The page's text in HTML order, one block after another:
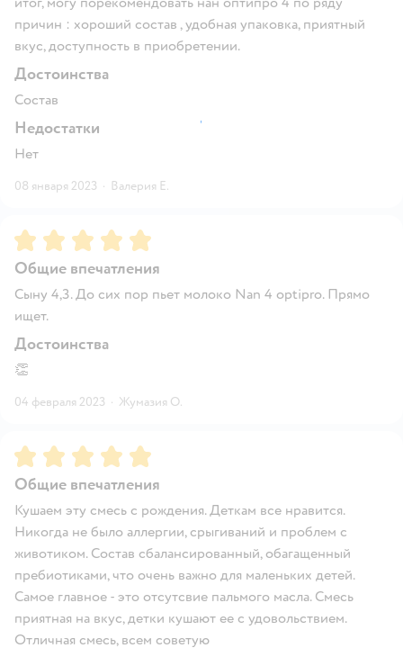
причин : хороший состав , удобная упаковка, приятный
вкус, доступность в приобретении.
Достоинства
Состав
Недостатки
Нет
08 января 2023 · Валерия Е.
Рейтинг:5
Общие впечатления
Сыну 4,3. До сих пор пьет молоко Nan 4 optipro. Прямо
ищет.
Достоинства
👏
04 февраля 2023 · Жумазия О.
Рейтинг:5
Общие впечатления
Кушаем эту смесь с рождения. Деткам все нравится.
Никогда не было аллергии, срыгиваний и проблем с
животиком. Состав сбалансированный, обагащенный
пребиотиками, что очень важно для маленьких детей.
Самое главное - это отсутсвие пальмого масла. Смесь
приятная на вкус, детки кушают ее с удовольствием.
Отличная смесь, всем советую